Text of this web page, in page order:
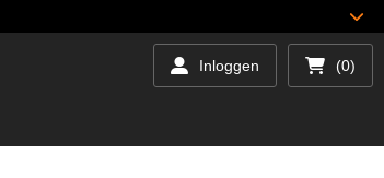
Inloggen (0)